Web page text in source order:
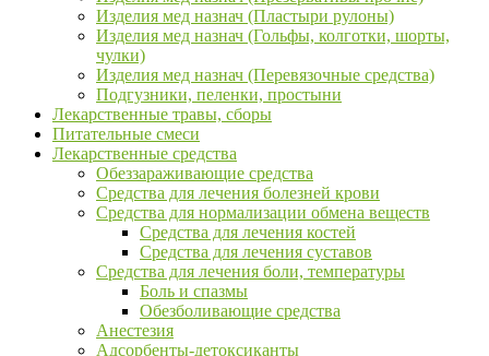
Изделия мед назнач (Пластыри рулоны)
Изделия мед назнач (Гольфы, колготки, шорты,
чулки)
Изделия мед назнач (Перевязочные средства)
Подгузники, пеленки, простыни
Лекарственные травы, сборы
Питательные смеси
Лекарственные средства
Обеззараживающие средства
Средства для лечения болезней крови
Средства для нормализации обмена веществ
Средства для лечения костей
Средства для лечения суставов
Средства для лечения боли, температуры
Боль и спазмы
Обезболивающие средства
Анестезия
Адсорбенты-детоксиканты